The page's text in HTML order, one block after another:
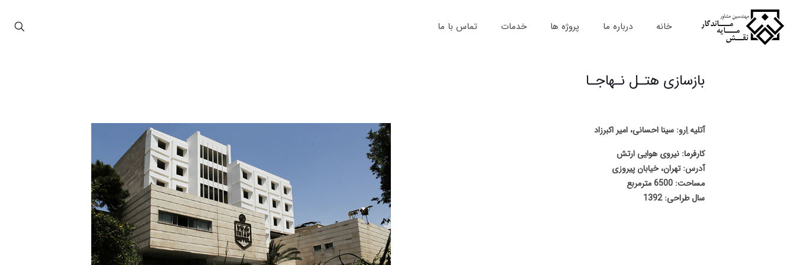
خانه درباره ما پروژه ها خدمات تماس با ما
بازسازی هتـل نـهاجـا
آتلیه اِرو: سینا احسانی، امیر اکبرزاد
کارفرما: نیروی هوایی ارتش
آدرس: تهران، خیابان پیروزی
مساحت: 6500 مترمربع
سال طراحی: 1392